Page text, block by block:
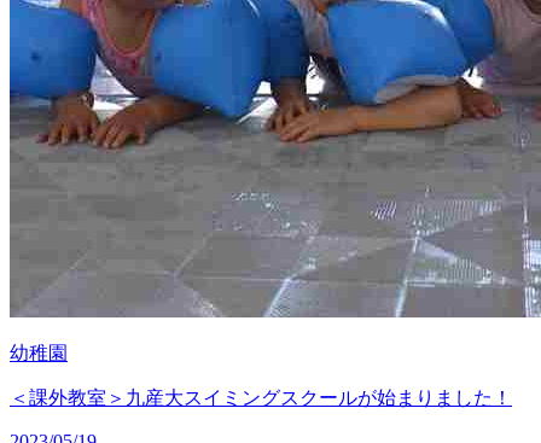
幼稚園
＜課外教室＞九産大スイミングスクールが始まりました！